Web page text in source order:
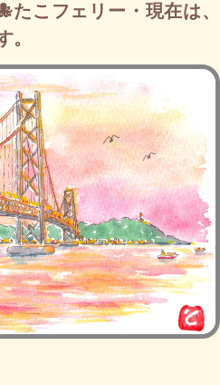
こフェリー・現在は、
。